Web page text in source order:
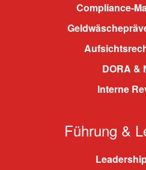
Compliance-
DORA &
Interne
Führung &